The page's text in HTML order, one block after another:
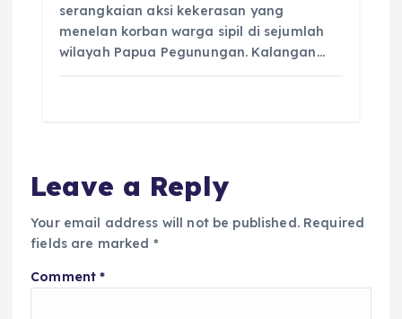
serangkaian aksi kekerasan yang
menelan korban warga sipil di sejumlah
wilayah Papua Pegunungan. Kalangan…
Leave a Reply
Your email address will not be published. Required
fields are marked *
Comment*